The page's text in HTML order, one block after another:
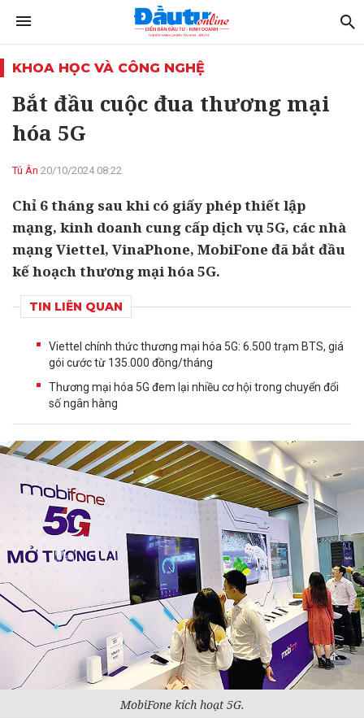
KHOA HỌC VÀ CÔNG NGHỆ
Bắt đầu cuộc đua thương mại
hóa 5G
Tú Ân 20/10/2024 08:22
Chỉ 6 tháng sau khi có giấy phép thiết lập
mạng, kinh doanh cung cấp dịch vụ 5G, các nhà
mạng Viettel, VinaPhone, MobiFone đã bắt đầu
kế hoạch thương mại hóa 5G.
TIN LIÊN QUAN
Viettel chính thức thương mại hóa 5G: 6.500 trạm BTS, giá
gói cước từ 135.000 đồng/tháng
Thương mại hóa 5G đem lại nhiều cơ hội trong chuyển đổi
số ngân hàng
MobiFone kích hoạt 5G.